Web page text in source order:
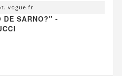
vogue.fr
DE SARNO?" -